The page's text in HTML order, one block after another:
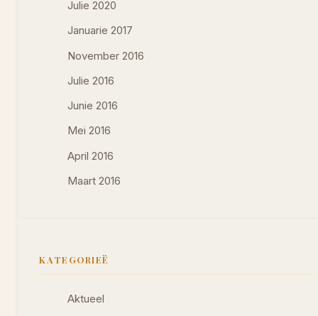
Julie 2020
Januarie 2017
November 2016
Julie 2016
Junie 2016
Mei 2016
April 2016
Maart 2016
KATEGORIEË
Aktueel